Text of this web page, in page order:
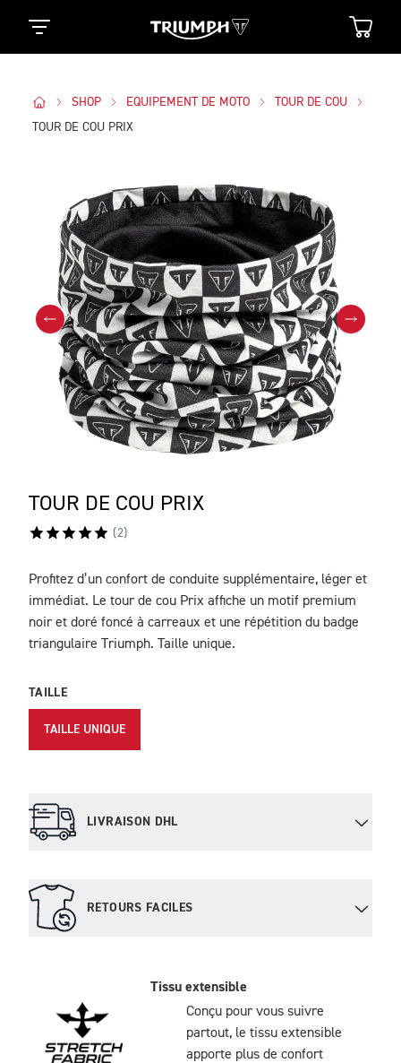
SHOP EQUIPEMENT DE MOTO
TOUR DE COU
TOUR DE COU PRIX
TOUR DE COU PRIX
(2)
DESCRIPTION
Profitez d’un confort de conduite supplémentaire, léger et
immédiat. Le tour de cou Prix affiche un motif premium
noir et doré foncé à carreaux et une répétition du badge
triangulaire Triumph. Taille unique.
TAILLE
TAILLE UNIQUE
LIVRAISON DHL
RETOURS FACILES
Tissu extensible
Conçu pour vous suivre
partout, le tissu extensible
apporte plus de confort